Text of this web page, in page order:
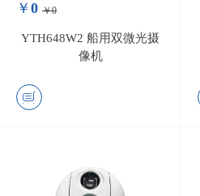
￥ 0 ￥0
YTH648W2 船用双微光摄
像机